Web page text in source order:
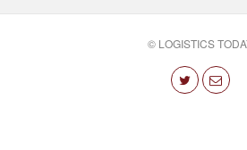
© LOGISTICS